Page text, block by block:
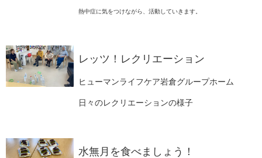
熱中症に気をつけながら、活動していきます。
レッツ！レクリエーション
ヒューマンライフケア岩倉グループホーム
日々のレクリエーションの様子
水無月を食べましょう！